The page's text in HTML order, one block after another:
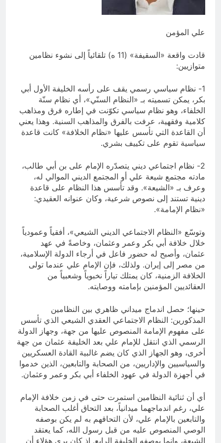
علي المؤمن
قادت واقعة «السقيفة» (11 ه) تلقائياً إلى نشوء نظامين
متوازيين:
1- نظام سياسي رسمي يقف على رأسه الخليفة الأول أبي
بكر، يمكن تسميته بـ «النظام السنّي»، أي نظام سنّة
الخلفاء، وهو نظام سياسي تكوّنت في إطاره فرق ومذاهب
كلامية وفقهية، عرفت بالفرق والمذاهب السنية. وهذا يعني
أن القاعدة التي تأسس عليها «نظام الخلافة» كانت قاعدة
سياسية تقوم على تكييف بشري.
2- نظام اجتماعي ديني يتصدّره الإمام على بن أبي طالب،
مادته مجتمع شيعة علي أو المجتمع الديني الموالي له،
وعرف بـ «الشيعة». وقد تأسس هذا النظام على قاعدة
دينية تستند إلى نصوص شرعية، وكان عنوانه العقيدي:
«نظام الإمامة».
وتوسّع «النظام الاجتماعي الديني الشيعي»، أفقياً وعمودياً
خلال خلافة أبي بكر وعمر وعثمان، وخاصةً في عهد
عثمان، وأصبح له حضور فاعل في أرجاء الدولة الإسلامية،
من مصر إلى إيران. ولذلك، فإن الإمام علي عندما تولى
الخلافة الزمنية، كان يمتلك تياراً نخبوياً وشعبياً من
العقائديين المؤمنين بإمامته ووصايته.
حينها؛ حصل اندماج ميداني ظاهري بين النظامين
المذكورين: النظام الاجتماعي العقدي الشيعي الذي تأسس
على مفهوم الإمامة المنصوص عليها من جهة، وجهاز الدولة
الرسمي الذي انتقل للإمام علي بعد الخليفة عثمان من جهة
أخرى، وهو الجهاز الذي كان يضم غالبية القادة العسكريين
والسياسيين والإداريين، من الصحابة والتابعين، الذين خدموا
في أجهزة الدولة في عهود الخلفاء أبي بكر وعمر وعثمان.
أي أن ثنائية النظامين استمرت حتى في زمن خلافة الإمام
علي، رغم اندماجهما ميدانياً، بعد التحاق أغلب الصحابة
والتابعين بالإمام علي، لأن التحاقهم به لم يكن بوصفه
الوصي المنصوص عليه من قبل رسول الله، كما يعتقد
الشيعة، وإنما بوصفه الخليفة الرابع. إذ كان يرى هؤلاء أن